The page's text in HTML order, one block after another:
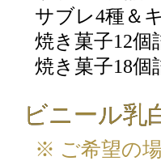
サブレ4種＆
焼き菓子12個
焼き菓子18個
ビニール乳
※ ご希望の